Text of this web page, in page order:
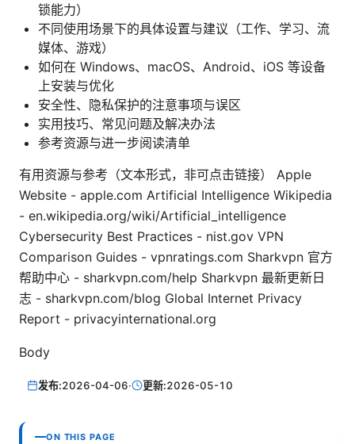
锁能力）
不同使用场景下的具体设置与建议（工作、学习、流
媒体、游戏）
如何在 Windows、macOS、Android、iOS 等设备
上安装与优化
安全性、隐私保护的注意事项与误区
实用技巧、常见问题及解决办法
参考资源与进一步阅读清单
有用资源与参考（文本形式，非可点击链接） Apple
Website - apple.com Artificial Intelligence Wikipedia
- en.wikipedia.org/wiki/Artificial_intelligence
Cybersecurity Best Practices - nist.gov VPN
Comparison Guides - vpnratings.com Sharkvpn 官方
帮助中心 - sharkvpn.com/help Sharkvpn 最新更新日
志 - sharkvpn.com/blog Global Internet Privacy
Report - privacyinternational.org
Body
发布:2026-04-06· 更新:2026-05-10
ON THIS PAGE